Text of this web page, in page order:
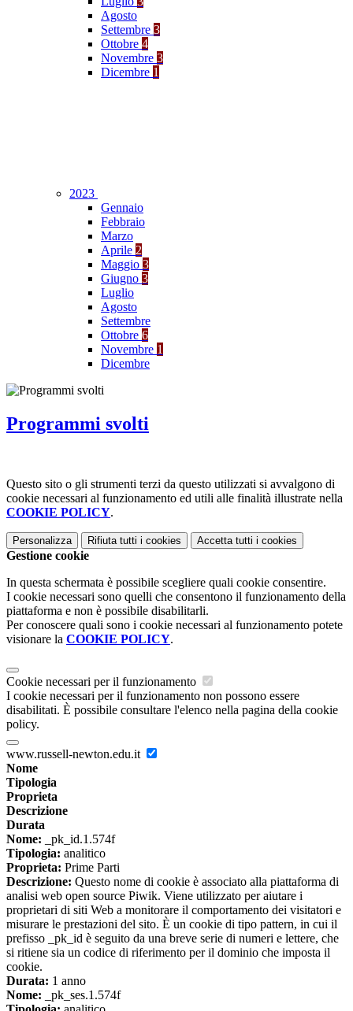
Agosto
Settembre 3
Ottobre 4
Novembre 3
Dicembre 1
2023
Gennaio
Febbraio
Marzo
Aprile 2
Maggio 3
Giugno 3
Luglio
Agosto
Settembre
Ottobre 6
Novembre 1
Dicembre
Programmi svolti
Questo sito o gli strumenti terzi da questo utilizzati si avvalgono di
cookie necessari al funzionamento ed utili alle finalità illustrate nella
COOKIE POLICY.
Personalizza Rifiuta tutti i cookies Accetta tutti i cookies
Gestione cookie
In questa schermata è possibile scegliere quali cookie consentire.
I cookie necessari sono quelli che consentono il funzionamento della
piattaforma e non è possibile disabilitarli.
Per conoscere quali sono i cookie necessari al funzionamento potete
visionare la COOKIE POLICY.
Cookie necessari per il funzionamento
I cookie necessari per il funzionamento non possono essere
disabilitati. È possibile consultare l'elenco nella pagina della cookie
policy.
www.russell-newton.edu.it
Nome
Tipologia
Proprieta
Descrizione
Durata
Nome: _pk_id.1.574f
Tipologia: analitico
Proprieta: Prime Parti
Descrizione: Questo nome di cookie è associato alla piattaforma di
analisi web open source Piwik. Viene utilizzato per aiutare i
proprietari di siti Web a monitorare il comportamento dei visitatori e
misurare le prestazioni del sito. È un cookie di tipo pattern, in cui il
prefisso _pk_id è seguito da una breve serie di numeri e lettere, che
si ritiene sia un codice di riferimento per il dominio che imposta il
cookie.
Durata: 1 anno
Nome: _pk_ses.1.574f